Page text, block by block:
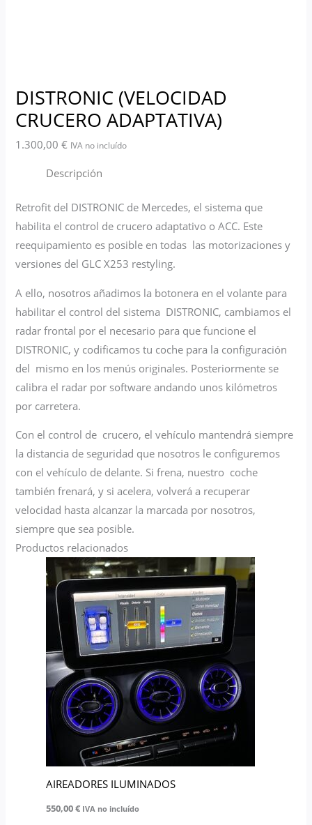
DISTRONIC (VELOCIDAD
CRUCERO ADAPTATIVA)
1.300,00€ IVA no incluído
Descripción
Retrofit del DISTRONIC de Mercedes, el sistema que
habilita el control de crucero adaptativo o ACC. Este
reequipamiento es posible en todas las motorizaciones y
versiones del GLC X253 restyling.
A ello, nosotros añadimos la botonera en el volante para
habilitar el control del sistema DISTRONIC, cambiamos el
radar frontal por el necesario para que funcione el
DISTRONIC, y codificamos tu coche para la configuración
del mismo en los menús originales. Posteriormente se
calibra el radar por software andando unos kilómetros
por carretera.
Con el control de crucero, el vehículo mantendrá siempre
la distancia de seguridad que nosotros le configuremos
con el vehículo de delante. Si frena, nuestro coche
también frenará, y si acelera, volverá a recuperar
velocidad hasta alcanzar la marcada por nosotros,
siempre que sea posible.
Productos relacionados
AIREADORES ILUMINADOS
550,00€ IVA no incluído